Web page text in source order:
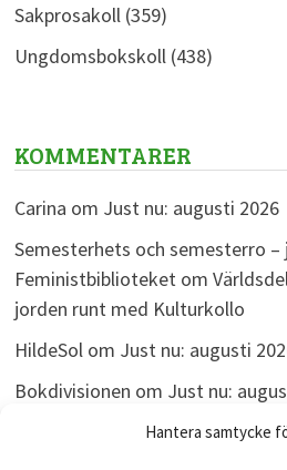
Hantera samtycke
Sakprosakoll(359)
Ungdomsbokskoll(438)
KOMMENTARER
Carina om Just nu: augusti 2026
Semesterhets och semesterro –
Feministbiblioteketom
jorden runt med Kulturkollo
HildeSolom Just nu: augusti
Bokdivisionen om Just nu:
Just nu: augusti 2026